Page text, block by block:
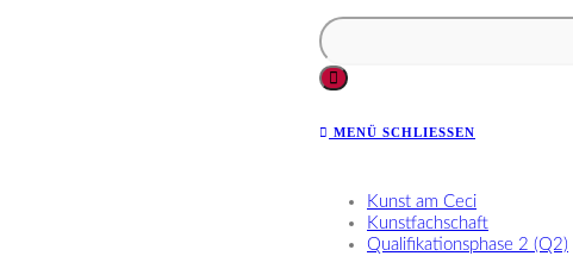
MENÜ SCHLIESSEN
Kunst am Ceci
Kunstfachschaft
Qualifikationsphase 2 (Q2)